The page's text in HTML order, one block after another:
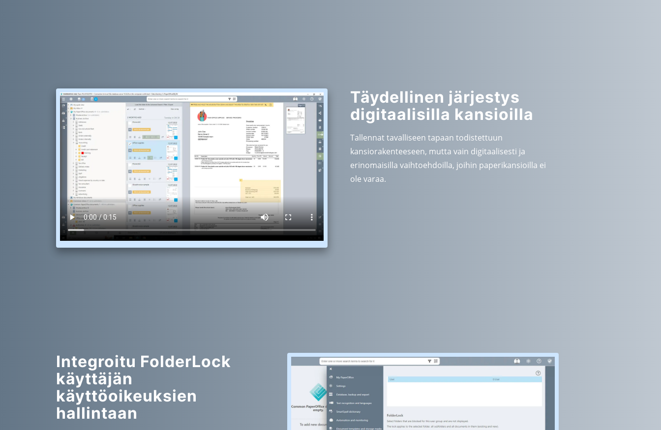
Täydellinen järjestys
digitaalisilla kansioilla
Tallennat tavalliseen tapaan todistettuun
kansiorakenteeseen, mutta vain digitaalisesti ja
erinomaisilla vaihtoehdoilla, joihin paperikansioilla ei
ole varaa.
Integroitu FolderLock
käyttäjän
käyttöoikeuksien
hallintaan